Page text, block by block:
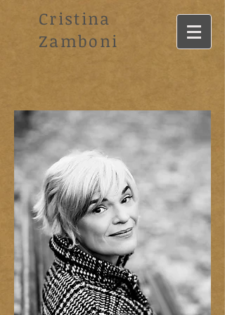
Cristina
Zamboni